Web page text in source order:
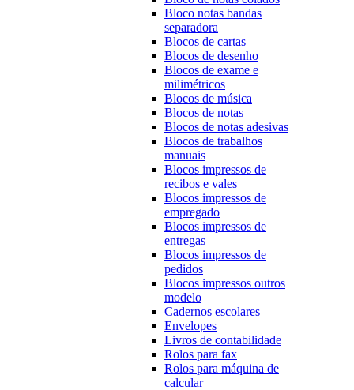
Bloco notas bandas
separadora
Blocos de cartas
Blocos de desenho
Blocos de exame e
milimétricos
Blocos de música
Blocos de notas
Blocos de notas adesivas
Blocos de trabalhos
manuais
Blocos impressos de
recibos e vales
Blocos impressos de
empregado
Blocos impressos de
entregas
Blocos impressos de
pedidos
Blocos impressos outros
modelo
Cadernos escolares
Envelopes
Livros de contabilidade
Rolos para fax
Rolos para máquina de
calcular